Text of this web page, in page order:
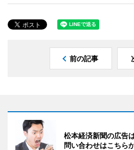
前の記事
松本経済新聞の広告
問い合わせはこちら